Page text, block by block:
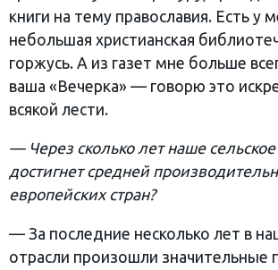
книги на тему православия. Есть у
небольшая христианская
горжусь. А из газет мне больше
ваша «Вечерка» — говорю это
всякой лести.
— Через сколько лет наше сельское
достигнет средней
европейских стран?
— За последние несколько лет в
отрасли произошли значительные